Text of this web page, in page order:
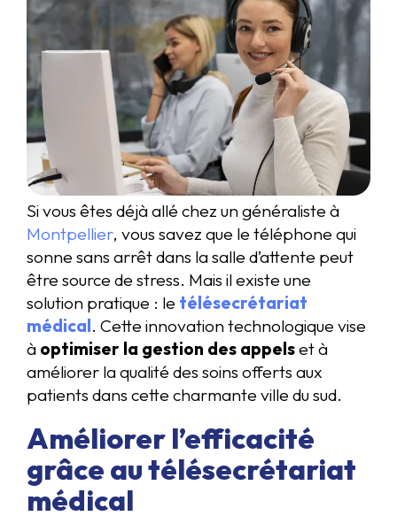
Si vous êtes déjà allé chez un généraliste à
Montpellier, vous savez que le téléphone qui
sonne sans arrêt dans la salle d’attente peut
être source de stress. Mais il existe une
solution pratique : le télésecrétariat
médical. Cette innovation technologique vise
à optimiser la gestion des appelset à
améliorer la qualité des soins offerts aux
patients dans cette charmante ville du sud.
Améliorer l’efficacité
grâce au télésecrétariat
médical